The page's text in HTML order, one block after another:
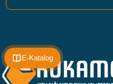
E-Katalog